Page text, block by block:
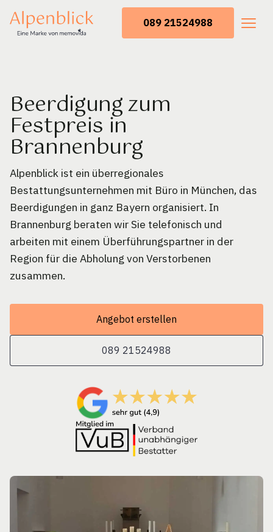
089 21524988
Beerdigung zum
Festpreis in
Brannenburg
Alpenblick ist ein überregionales
Bestattungsunternehmen mit Büro in München, das
Beerdigungen in ganz Bayern organisiert. In
Brannenburg beraten wir Sie telefonisch und
arbeiten mit einem Überführungspartner in der
Region für die Abholung von Verstorbenen
zusammen.
Angebot erstellen
089 21524988